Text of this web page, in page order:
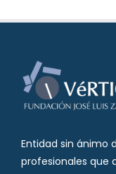
Entidad sin ánimo
profesionales que